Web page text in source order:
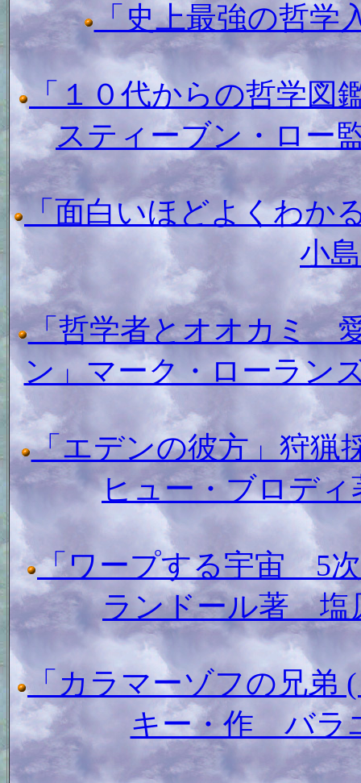
「史上最強の哲
「１０代からの哲学
スティーブン・ロ
「面白いほどよくわか
小
「哲学者とオオカミ
ン」マーク・ローラ
「エデンの彼方」狩
ヒュー・ブロデ
「ワープする宇宙 5
ランドール著 塩
「カラマーゾフの兄弟
キー・作 バラ